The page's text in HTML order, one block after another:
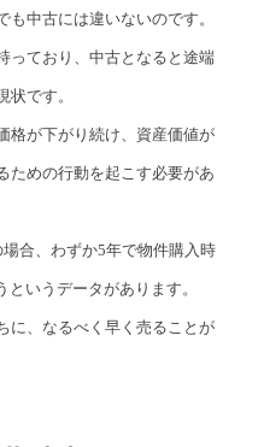
中古には違いないのです。
っており、中古となると途端
です。
格が下がり続け、資産価値が
ための行動を起こす必要があ
合、わずか5年で物件購入時
いうデータがあります。
に、なるべく早く売ることが